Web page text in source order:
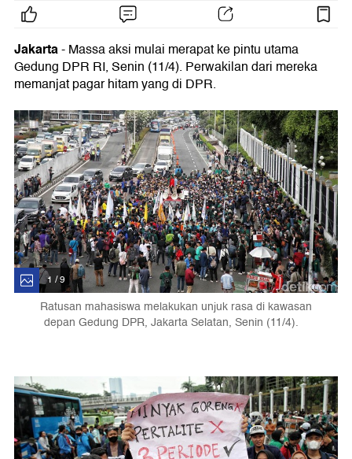
Jakarta- Massa aksi mulai merapat ke pintu utama
Gedung DPR RI, Senin (11/4). Perwakilan dari mereka
memanjat pagar hitam yang di DPR.
1 / 9
Ratusan mahasiswa melakukan unjuk rasa di kawasan
depan Gedung DPR, Jakarta Selatan, Senin (11/4).